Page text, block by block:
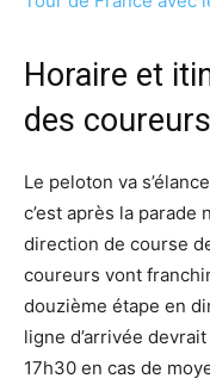
Horaire et
des coureurs
Le peloton va
c’est après la
direction de course
coureurs vont
douzième étape en
ligne d’arrivée
17h30 en cas de